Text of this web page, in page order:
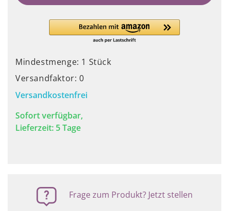
Mindestmenge: 1 Stück
Versandfaktor: 0
Versandkostenfrei
Sofort verfügbar,
Lieferzeit: 5 Tage
Frage zum Produkt? Jetzt stellen